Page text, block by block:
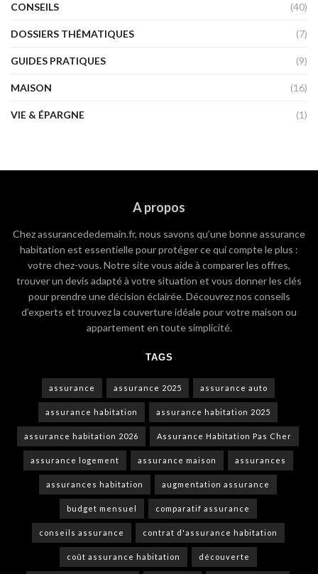
CONSEILS (40)
DOSSIERS THÉMATIQUES (7)
GUIDES PRATIQUES (9)
MAISON (16)
VIE & ÉPARGNE (1)
A propos
Chez assurancededemain.fr, nous savons qu’une bonne assurance
habitation est essentielle pour protéger ce qui compte le plus :
votre chez-vous. Notre site vous aide à comparer les offres,
trouver un devis adapté à votre situation et vous donner les clés
pour prendre une décision éclairée. Découvrez nos conseils
d’experts et trouvez la couverture idéale pour votre maison ou
appartement en toute simplicité.
TAGS
assurance assurance 2025 assurance auto
assurance habitation assurance habitation 2025
assurance habitation 2026 Assurance Habitation Pas Cher
assurance logement assurance maison assurances
assurances habitation augmentation assurance
budget mensuel comparatif assurance
conseils assurance contrat d'assurance habitation
coût assurance habitation découverte